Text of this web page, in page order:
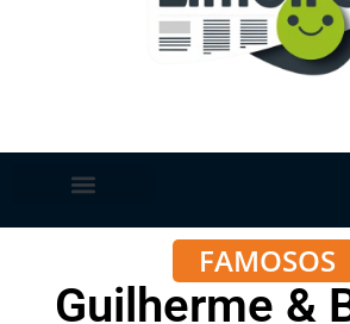
FAMOSOS
Guilherme &